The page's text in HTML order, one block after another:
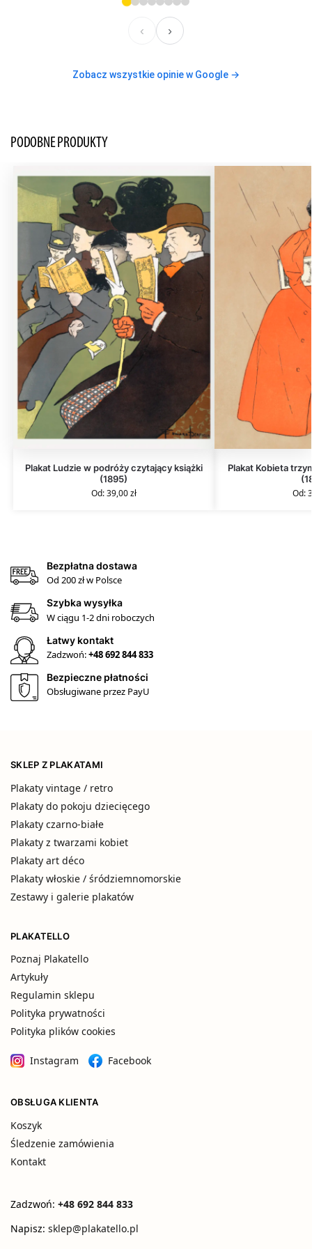
‹ ›
Zobacz wszystkie opinie w Google →
PODOBNE PRODUKTY
Plakat Ludzie w podróży czytający książki
(1895)
Od:39,00zł
Plakat Kobieta
Od:
Bezpłatna dostawa
Od 200 zł w Polsce
Szybka wysyłka
W ciągu 1-2 dni roboczych
Łatwy kontakt
Zadzwoń:+48 692 844 833
Bezpieczne płatności
Obsługiwane przez PayU
SKLEP Z PLAKATAMI
Plakaty vintage / retro
Plakaty do pokoju dziecięcego
Plakaty czarno-białe
Plakaty z twarzami kobiet
Plakaty art déco
Plakaty włoskie / śródziemnomorskie
Zestawy i galerie plakatów
PLAKATELLO
Poznaj Plakatello
Artykuły
Regulamin sklepu
Polityka prywatności
Polityka plików cookies
Instagram Facebook
OBSŁUGA KLIENTA
Koszyk
Śledzenie zamówienia
Kontakt
Zadzwoń: +48 692 844 833
Napisz: sklep@plakatello.pl